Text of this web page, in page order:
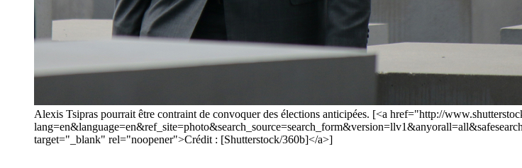
Alexis Tsipras pourrait être contraint de convoquer des élections anticipées. [<a href="http://
target="_blank" rel="noopener">Crédit : [Shutterstock/360b]</a>]